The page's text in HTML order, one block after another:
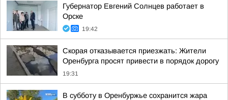
Губернатор Евгений Солнцев работает в
Орске
19:42
Скорая отказывается приезжать: Жители
Оренбурга просят привести в порядок дорогу
19:31
В субботу в Оренбуржье сохранится жара